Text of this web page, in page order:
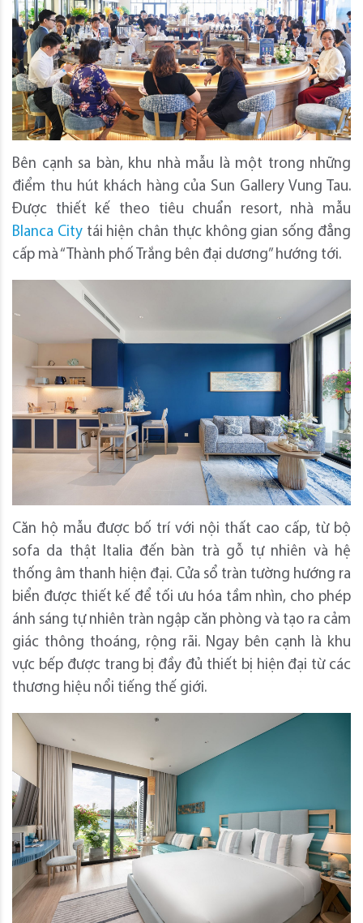
Bên cạnh sa bàn, khu nhà mẫu là một trong những
điểm thu hút khách hàng của Sun Gallery Vung Tau.
Được thiết kế theo tiêu chuẩn resort, nhà mẫu
Blanca Citytái hiện chân thực không gian sống đẳng
cấp mà “Thành phố Trắng bên đại dương” hướng tới.
Căn hộ mẫu được bố trí với nội thất cao cấp, từ bộ
sofa da thật Italia đến bàn trà gỗ tự nhiên và hệ
thống âm thanh hiện đại. Cửa sổ tràn tường hướng ra
biển được thiết kế để tối ưu hóa tầm nhìn, cho phép
ánh sáng tự nhiên tràn ngập căn phòng và tạo ra cảm
giác thông thoáng, rộng rãi. Ngay bên cạnh là khu
vực bếp được trang bị đầy đủ thiết bị hiện đại từ các
thương hiệu nổi tiếng thế giới.